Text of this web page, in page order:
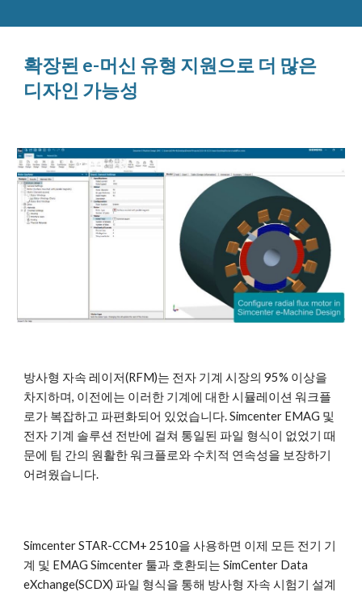
확장된 e-머신 유형 지원으로 더 많은
디자인 가능성
방사형 자속 레이저(RFM)는 전자 기계 시장의 95% 이상을
차지하며, 이전에는 이러한 기계에 대한 시뮬레이션 워크플
로가 복잡하고 파편화되어 있었습니다. Simcenter EMAG 및
전자 기계 솔루션 전반에 걸쳐 통일된 파일 형식이 없었기 때
문에 팀 간의 원활한 워크플로와 수치적 연속성을 보장하기
어려웠습니다.
Simcenter STAR-CCM+ 2510을 사용하면 이제 모든 전기 기
계 및 EMAG Simcenter 툴과 호환되는 SimCenter Data
eXchange(SCDX) 파일 형식을 통해 방사형 자속 시험기 설계